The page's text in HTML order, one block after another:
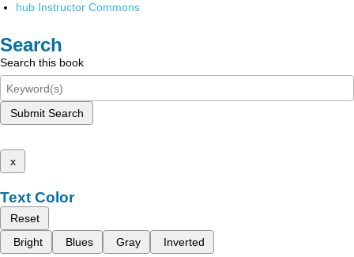
hub Instructor Commons
Search
Search this book
Submit Search
x
Text Color
Reset
Bright
Blues Gray Inverted